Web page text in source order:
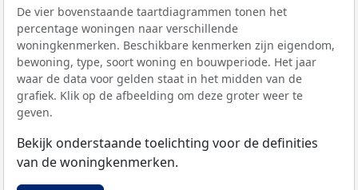
De vier bovenstaande taartdiagrammen tonen het
percentage woningen naar verschillende
woningkenmerken. Beschikbare kenmerken zijn eigendom,
bewoning, type, soort woning en bouwperiode. Het jaar
waar de data voor gelden staat in het midden van de
grafiek. Klik op de afbeelding om deze groter weer te
geven.
Bekijk onderstaande toelichting voor de definities
van de woningkenmerken.